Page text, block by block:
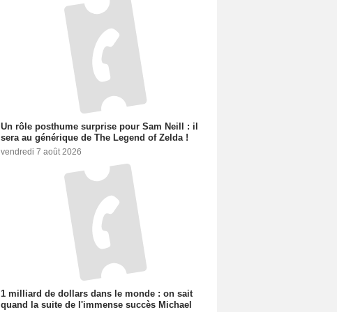
Un rôle posthume surprise pour Sam Neill : il
sera au générique de The Legend of Zelda !
vendredi 7 août 2026
1 milliard de dollars dans le monde : on sait
quand la suite de l'immense succès Michael